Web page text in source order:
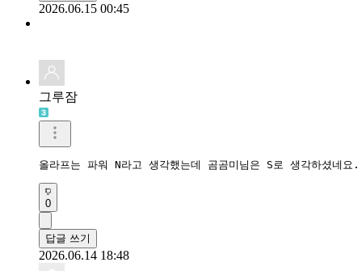
2026.06.15 00:45
그루잠
올라프는 파워 N라고 생각했는데 곰곰미님은 S로 생각하셨네
0
답글 쓰기
2026.06.14 18:48